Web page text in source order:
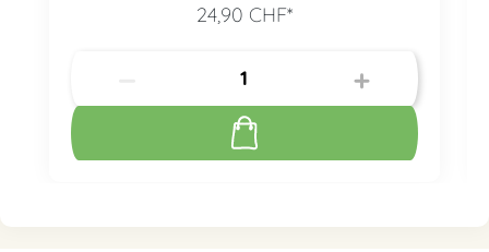
24,90 CHF*